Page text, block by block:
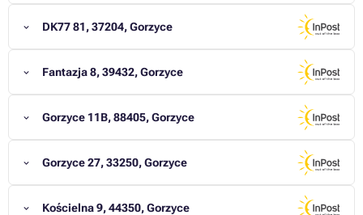
DK77 81, 37204, Gorzyce
Fantazja 8, 39432, Gorzyce
Gorzyce 11B, 88405, Gorzyce
Gorzyce 27, 33250, Gorzyce
Kościelna 9, 44350, Gorzyce